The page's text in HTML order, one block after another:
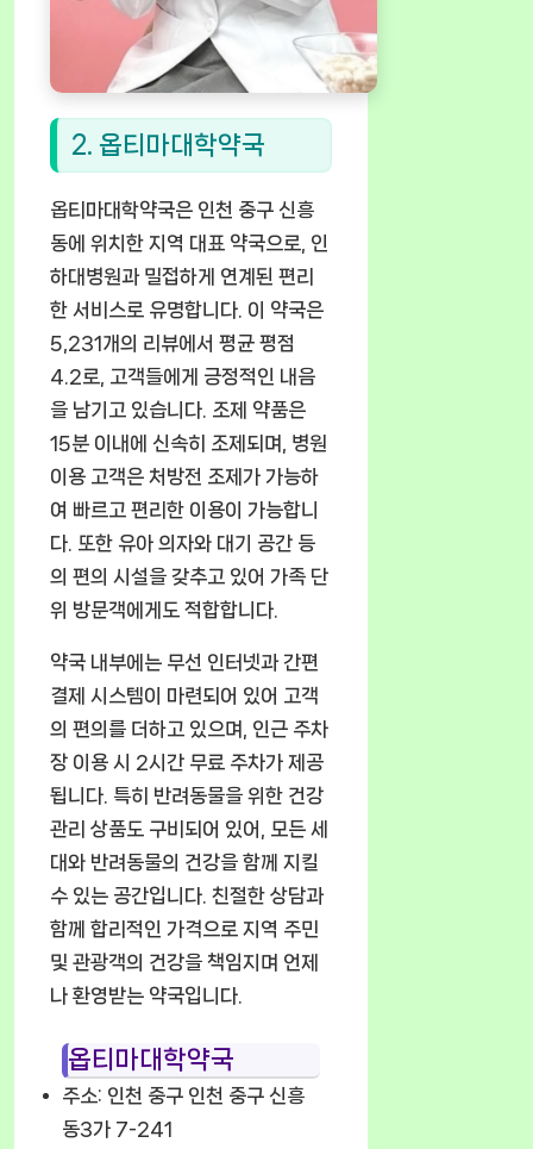
2. 옵티마대학약국
옵티마대학약국은 인천 중구 신흥
동에 위치한 지역 대표 약국으로, 인
하대병원과 밀접하게 연계된 편리
한 서비스로 유명합니다. 이 약국은
5,231개의 리뷰에서 평균 평점
4.2로, 고객들에게 긍정적인 내음
을 남기고 있습니다. 조제 약품은
15분 이내에 신속히 조제되며, 병원
이용 고객은 처방전 조제가 가능하
여 빠르고 편리한 이용이 가능합니
다. 또한 유아 의자와 대기 공간 등
의 편의 시설을 갖추고 있어 가족 단
위 방문객에게도 적합합니다.
약국 내부에는 무선 인터넷과 간편
결제 시스템이 마련되어 있어 고객
의 편의를 더하고 있으며, 인근 주차
장 이용 시 2시간 무료 주차가 제공
됩니다. 특히 반려동물을 위한 건강
관리 상품도 구비되어 있어, 모든 세
대와 반려동물의 건강을 함께 지킬
수 있는 공간입니다. 친절한 상담과
함께 합리적인 가격으로 지역 주민
및 관광객의 건강을 책임지며 언제
나 환영받는 약국입니다.
옵티마대학약국
주소: 인천 중구 인천 중구 신흥
동3가 7-241